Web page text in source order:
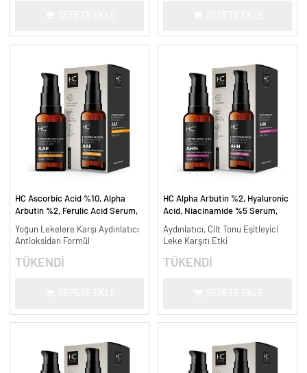
HC Ascorbic Acid %10, Alpha
Arbutin %2, Ferulic Acid Serum,
ml.
Yoğun Lekelere Karşı Aydınlatıcı
Antioksidan Formül
TÜKENDİ
HC Alpha Arbutin %2, Hyaluronic
Acid, Niacinamide %5 Serum,
ml.
Aydınlatıcı, Cilt Tonu Eşitleyici
Leke Karşıtı Etki
TÜKENDİ